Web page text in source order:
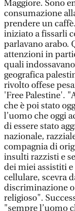
Maggiore. Sono
consumazione
prendere un
iniziato a fissarli
parlavano arabo.
attenzioni in
quali
geografica
rivolto offese
'Free Palestine'.
che è poi stato
l’uomo che oggi
di essere stato
nazionale,
compagnia di
insulti razzisti e
dei miei assistiti
cellulare, scevra
discriminazione
religioso".
"sempre l’uomo